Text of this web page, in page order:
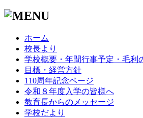
ホーム
校長より
学校概要・年間行事予定・毛利
目標・経営方針
110周年記念ページ
令和８年度入学の皆様へ
教育長からのメッセージ
学校だより